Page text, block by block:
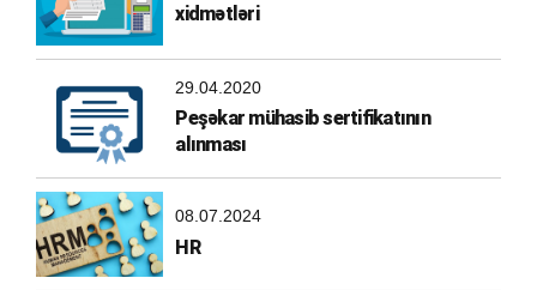
xidmətləri
29.04.2020
Peşəkar mühasib sertifikatının
alınması
08.07.2024
HR